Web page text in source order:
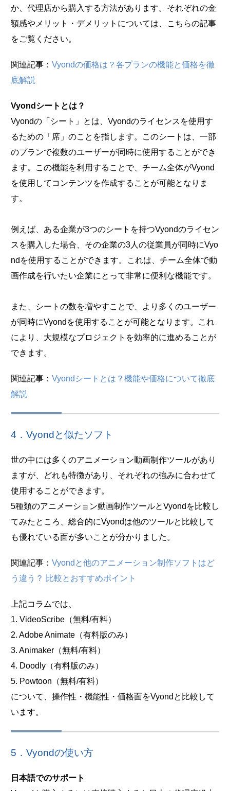
か、代理店から購入する方法があります。それぞれの金
額感やメリット・デメリットについては、こちらの記事
をご覧ください。
関連記事： Vyondの価格は？各プランの機能と価格を徹
底解説
Vyondシートとは？
Vyondの「シート」とは、Vyondのライセンスを使用す
るための「席」のことを指します。このシートは、一部
のプランで複数のユーザーが同時に使用することができ
ます。この機能を利用することで、チーム全体がVyond
を使用してコンテンツを作成することが可能となりま
す。
例えば、ある企業が3つのシートを持つVyondのライセン
スを購入した場合、その企業の3人の従業員が同時にVyo
ndを使用することができます。これは、チーム全体で動
画作成を行いたい企業にとって非常に便利な機能です。
また、シートの数を増やすことで、より多くのユーザー
が同時にVyondを使用することが可能となります。これ
により、大規模なプロジェクトを効率的に進めることが
できます。
関連記事： Vyondシートとは？機能や価格について徹底
解説
4．Vyondと似たソフト
世の中には多くのアニメーション動画制作ツールがあり
ますが、どれも特徴があり、それぞれの強みに合わせて
使用することができます。
5種類のアニメーション動画制作ツールとVyondを比較し
てみたところ、総合的にVyondは他のツールと比較して
も優れている面が多いことが分かりました。
関連記事： Vyondと他のアニメーション制作ソフトはど
う違う？ 比較とおすすめポイント
上記コラムでは、
1. VideoScribe（無料/有料）
2. Adobe Animate（有料版のみ）
3. Animaker（無料/有料）
4. Doodly（有料版のみ）
5. Powtoon（無料/有料）
について、操作性・機能性・価格面をVyondと比較して
います。
5．Vyondの使い方
日本語でのサポート